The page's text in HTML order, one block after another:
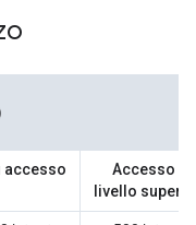
accesso
Accesso di
livello